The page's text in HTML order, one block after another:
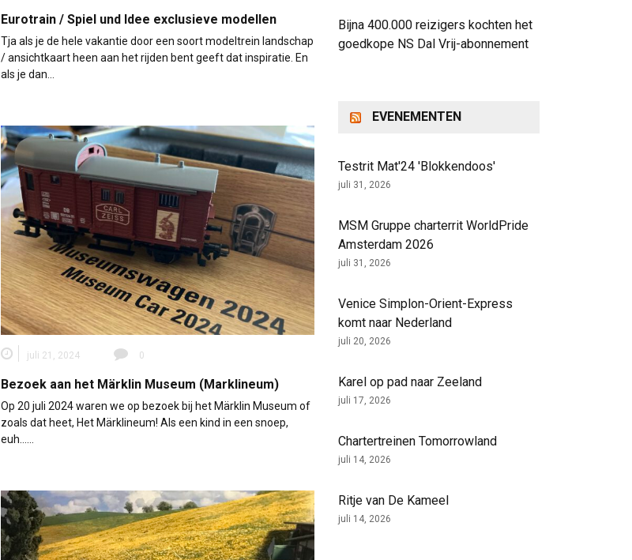
Eurotrain / Spiel und Idee exclusieve modellen
Tja als je de hele vakantie door een soort modeltrein landschap
/ ansichtkaart heen aan het rijden bent geeft dat inspiratie. En
als je dan…
juli 21, 2024 0
Bezoek aan het Märklin Museum (Marklineum)
Op 20 juli 2024 waren we op bezoek bij het Märklin Museum of
zoals dat heet, Het Märklineum! Als een kind in een snoep,
euh...…
Bijna 400.000 reizigers kochten het
goedkope NS Dal Vrij-abonnement
EVENEMENTEN
Testrit Mat'24 'Blokkendoos'
juli 31, 2026
MSM Gruppe charterrit WorldPride
Amsterdam 2026
juli 31, 2026
Venice Simplon-Orient-Express
komt naar Nederland
juli 20, 2026
Karel op pad naar Zeeland
juli 17, 2026
Chartertreinen Tomorrowland
juli 14, 2026
Ritje van De Kameel
juli 14, 2026